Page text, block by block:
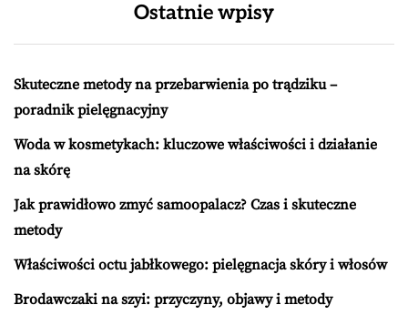
Ostatnie wpisy
Skuteczne metody na przebarwienia po trądziku –
poradnik pielęgnacyjny
Woda w kosmetykach: kluczowe właściwości i działanie
na skórę
Jak prawidłowo zmyć samoopalacz? Czas i skuteczne
metody
Właściwości octu jabłkowego: pielęgnacja skóry i włosów
Brodawczaki na szyi: przyczyny, objawy i metody